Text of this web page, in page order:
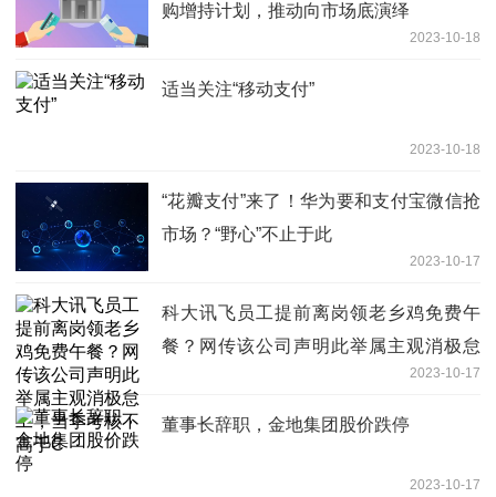
购增持计划，推动向市场底演绎
2023-10-18
适当关注“移动支付”
2023-10-18
“花瓣支付”来了！华为要和支付宝微信抢
市场？“野心”不止于此
2023-10-17
科大讯飞员工提前离岗领老乡鸡免费午
餐？网传该公司声明此举属主观消极怠
2023-10-17
董事长辞职，金地集团股价跌停
2023-10-17